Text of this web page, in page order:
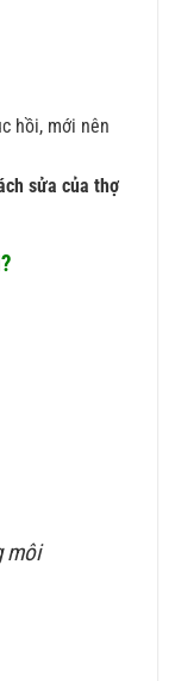
hồi, mới nên
sửa của thợ
môi